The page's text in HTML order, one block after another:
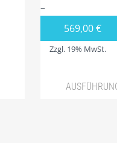
–
569,00€
Zzgl. 19% MwSt.